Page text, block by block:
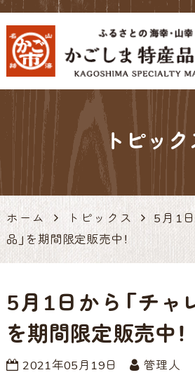
かごしま特産品市
児島の特産品・お土
トピック
ホーム トピックス
5月1
品」を期間限定販売中！
5月1日から「チャ
を期間限定販売中！
2021年05月19日 管理人